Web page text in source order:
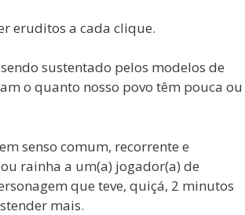
eruditos a cada clique.
sustentado pelos modelos de
o quanto nosso povo têm pouca ou
senso comum, recorrente e
rainha a um(a) jogador(a) de
que teve, quiçá, 2 minutos
mais.